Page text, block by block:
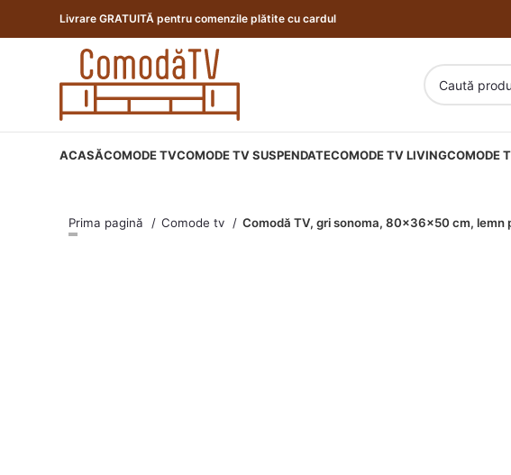
Livrare GRATUITĂ pentru comenzile plătite cu cardul
ACASĂCOMODE TVCOMODE TV SUSPENDATECOMODE TV LIVINGCOMODE
Prima pagină Comode tv Comodă TV, gri sonoma, 80x36x50 cm, lemn